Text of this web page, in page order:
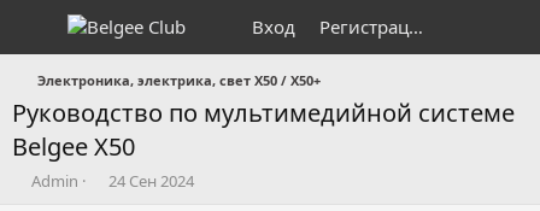
Вход Регистрация
Электроника, электрика, свет X50 / X50+
Руководство по мультимедийной системе
Belgee X50
А
Admin
Д
24 Сен 2024